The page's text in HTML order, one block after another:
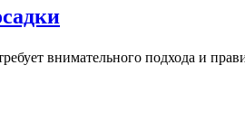
внимательного подхода и